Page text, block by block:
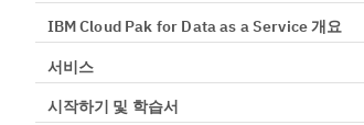
IBM Cloud Pak for Data as a Service 개요
서비스
시작하기 및 학습서